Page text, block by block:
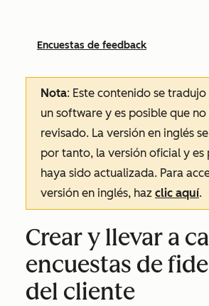
Encuestas de feedback
Nota: Este contenido se
un software y es posible que
revisado. La versión en inglés
por tanto, la versión oficial y es
haya sido actualizada. Para
versión en inglés, haz clic aquí.
Crear y llevar a
encuestas de
del cliente